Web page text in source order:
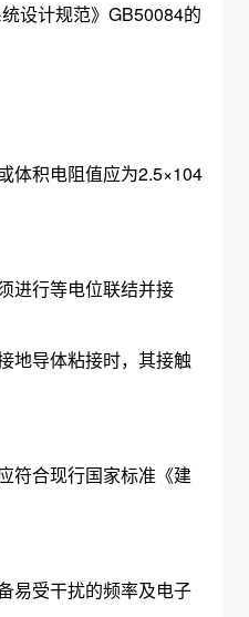
设计规范》GB50084的
体积电阻值应为2.5×104
进行等电位联结并接
地导体粘接时，其接触
符合现行国家标准《建
易受干扰的频率及电子